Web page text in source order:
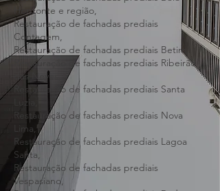
Metropolitana de Belo Horizonte,
Restauração de fachadas prediais Belo
Horizonte e região,
Restauração de fachadas prediais
Contagem,
Restauração de fachadas prediais Betim,
Restauração de fachadas prediais Ribeirão
das Neves,
Restauração de fachadas prediais Santa
Luzia,
Restauração de fachadas prediais Nova
Lima,
Restauração de fachadas prediais Lagoa
Santa,